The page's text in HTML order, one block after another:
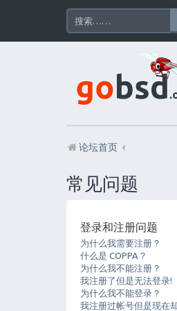
论坛首页
常见问题
登录和注册问题
为什么我需要注册？
什么是 COPPA？
为什么我不能注册？
我注册了但是无法登录!
为什么我不能登录？
我注册过帐号但是现在